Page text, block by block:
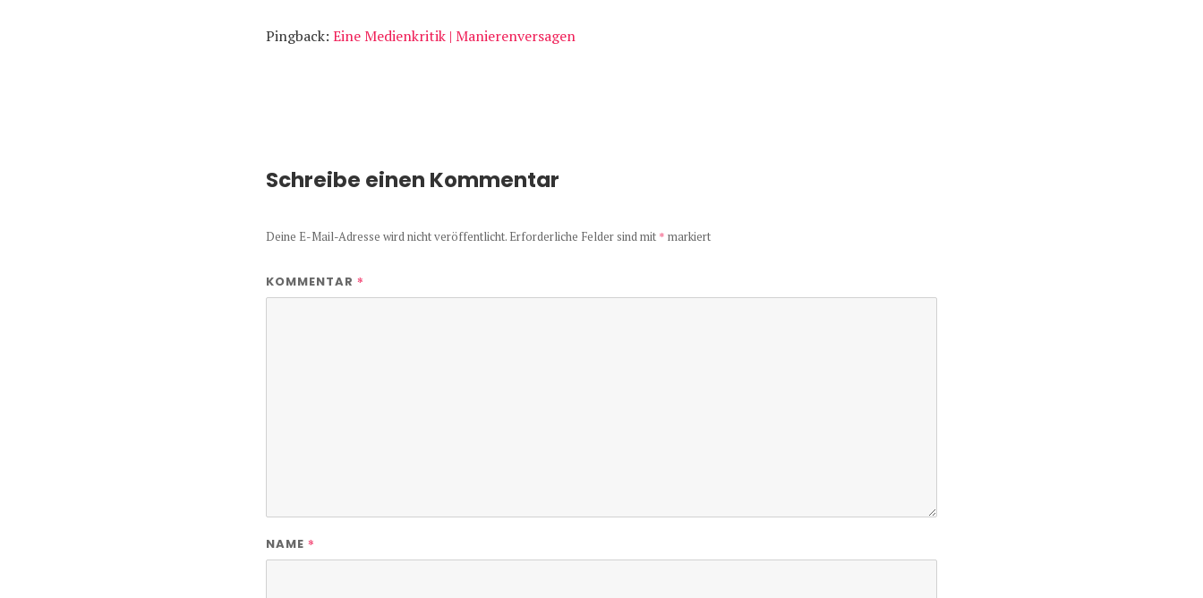
Pingback: Eine Medienkritik | Manierenversagen
Schreibe einen Kommentar
Deine E-Mail-Adresse wird nicht veröffentlicht. Erforderliche Felder sind mit * markiert
KOMMENTAR *
NAME *